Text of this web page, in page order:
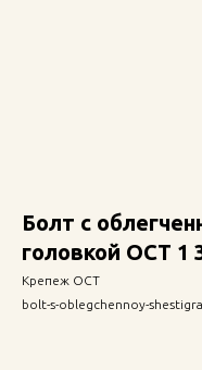
Болт с
головкой ОСТ 1
Крепеж ОСТ
bolt-s-oblegchennoy-